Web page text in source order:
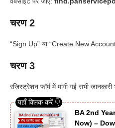
चरण 2
“Sign Up” या “Create New
चरण 3
रजिस्ट्रेशन फॉर्म में मांगी गई सभी जानकारी
BA 2nd
Now) –